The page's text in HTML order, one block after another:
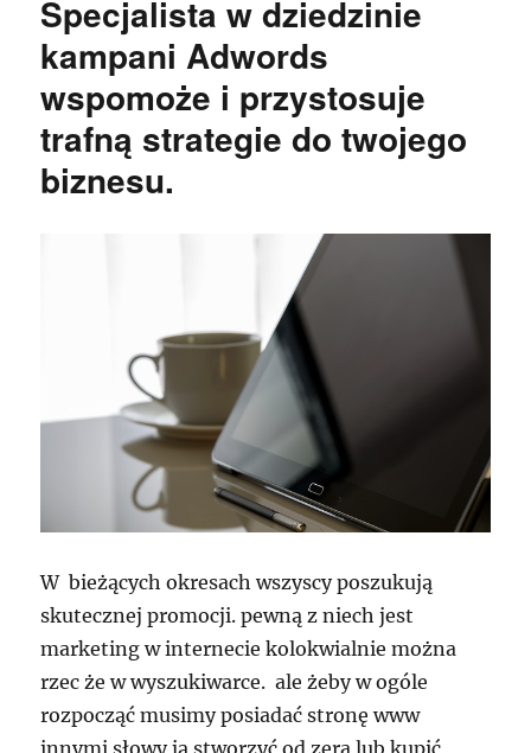
Specjalista w dziedzinie
kampani Adwords
wspomoże i przystosuje
trafną strategie do twojego
biznesu.
W bieżących okresach wszyscy poszukują
skutecznej promocji. pewną z niech jest
marketing w internecie kolokwialnie można
rzec że w wyszukiwarce. ale żeby w ogóle
rozpocząć musimy posiadać stronę www